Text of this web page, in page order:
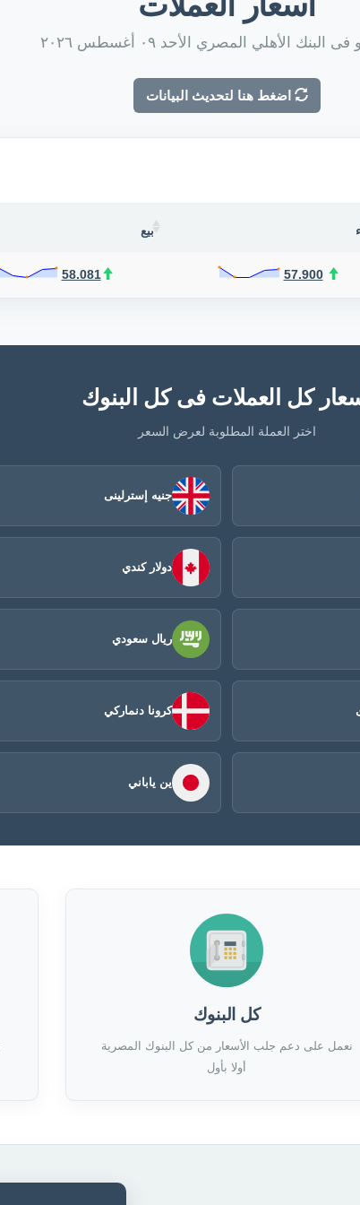
البنك الأهلي المصري الأحد ٠٩ أغسطس ٢٠٢٦
اضغط هنا لتحديث البيانات
بيع
57.900
58.081
كل العملات فى كل البنوك
اختر العملة المطلوبة لعرض السعر
جنيه إسترلينى
دولار كندي
ريال سعودي
كرونا دنماركي
ين ياباني
كل البنوك
نعمل على دعم جلب الأسعار من كل البنوك المصرية
أولا بأول